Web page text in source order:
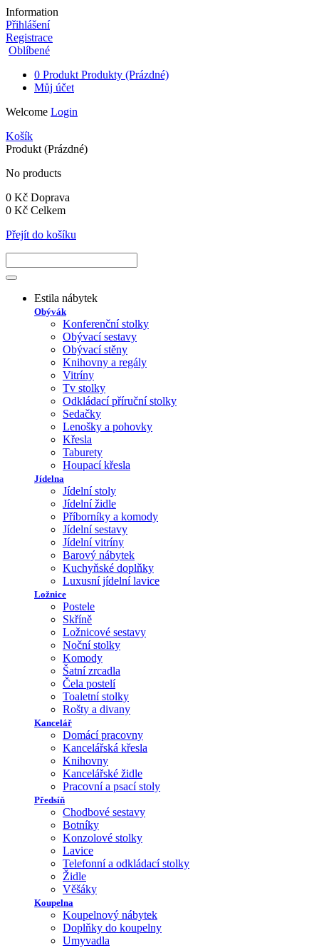
Information
Přihlášení
Registrace
Oblíbené
0 Produkt Produkty (Prázdné)
Můj účet
Welcome Login
Košík
Produkt (Prázdné)
No products
0 Kč Doprava
0 Kč Celkem
Přejít do košíku
Estila nábytek
Obývák
Konferenční stolky
Obývací sestavy
Obývací stěny
Knihovny a regály
Vitríny
Tv stolky
Odkládací příruční stolky
Sedačky
Lenošky a pohovky
Křesla
Taburety
Houpací křesla
Jídelna
Jídelní stoly
Jídelní židle
Příborníky a komody
Jídelní sestavy
Jídelní vitríny
Barový nábytek
Kuchyňské doplňky
Luxusní jídelní lavice
Ložnice
Postele
Skříně
Ložnicové sestavy
Noční stolky
Komody
Šatní zrcadla
Čela postelí
Toaletní stolky
Rošty a divany
Kancelář
Domácí pracovny
Kancelářská křesla
Knihovny
Kancelářské židle
Pracovní a psací stoly
Předsíň
Chodbové sestavy
Botníky
Konzolové stolky
Lavice
Telefonní a odkládací stolky
Židle
Věšáky
Koupelna
Koupelnový nábytek
Doplňky do koupelny
Umyvadla